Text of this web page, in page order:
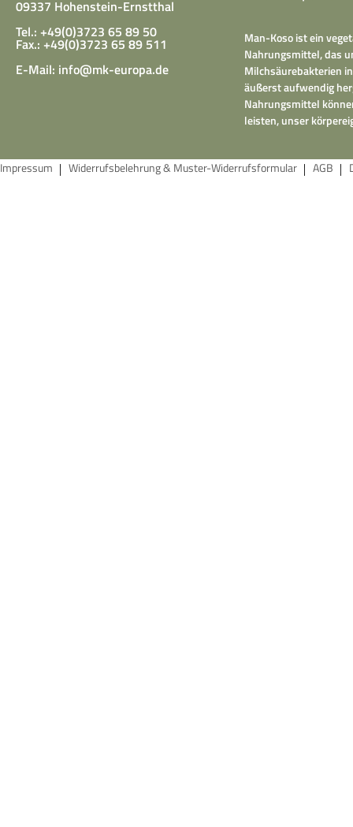
09337 Hohenstein-Ernstthal
Tel.: +49(0)3723 65 89 50
Fax.: +49(0)3723 65 89 511
E-Mail: info@mk-europa.de
Man-Koso ist ein
Nahrungsmittel, das
Milchsäurebakterien
äußerst aufwendig
Nahrungsmittel
leisten, unser
Impressum Widerrufsbelehrung & Muster-Widerrufsformular AGB